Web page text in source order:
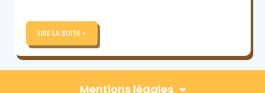
LIRE LA SUITE »
Mentions légales